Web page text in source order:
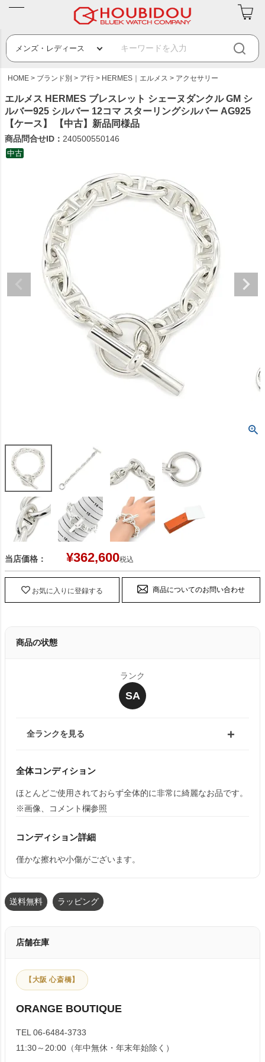
HOME ブランド別 ア行 HERMES｜エルメス アクセサリー
エルメス HERMES ブレスレット シェーヌダンクル GM シ
ルバー925 シルバー 12コマ スターリングシルバー AG925
【ケース】 【中古】新品同様品
商品問合せID： 240500550146
中古
当店価格： ¥362,600税込
お気に入りに登録する 商品についてのお問い合わせ
商品の状態
ランク
SA
全ランクを見る
全体コンディション
ほとんどご使用されておらず全体的に非常に綺麗なお品です。
※画像、コメント欄参照
コンディション詳細
僅かな擦れや小傷がございます。
送料無料 ラッピング
店舗在庫
【大阪 心斎橋】
ORANGE BOUTIQUE
TEL 06-6484-3733
11:30～20:00（年中無休・年末年始除く）